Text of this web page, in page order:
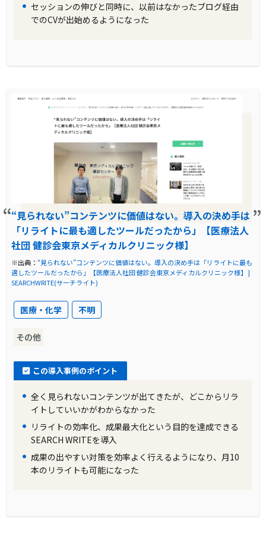
セッションの伸びと同時に、以前はなかったブログ経由
でのCVが出始めるようになった
“見られない”コンテンツに価値はない。導入の決め手は
「リライトに最も適したツールだったから」【医療法人
社団 健診会東京メディカルクリニック様】
※出典：“見られない”コンテンツに価値はない。導入の決め手は「リライトに最も
適したツールだったから」【医療法人社団 健診会東京メディカルクリニック様】 |
SEARCHWRITE(サーチライト)
医療・化学 不明
その他
この導入事例のポイント
全く見られないコンテンツが出てきたが、どこからリラ
イトしていいかがわからなかった
リライトの効率化、成果最大化という目的を達成できる
SEARCH WRITEを導入
成果の出やすい対策を効率よく行えるようになり、月10
本のリライトも可能になった